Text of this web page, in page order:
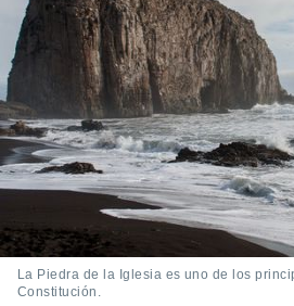
La Piedra de la Iglesia es uno de los
Constitución.